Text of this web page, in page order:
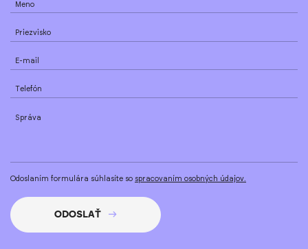
Meno
Priezvisko
E-mail
Telefón
Správa
Odoslaním formulára súhlasíte so spracovaním osobných údajov.
ODOSLAŤ